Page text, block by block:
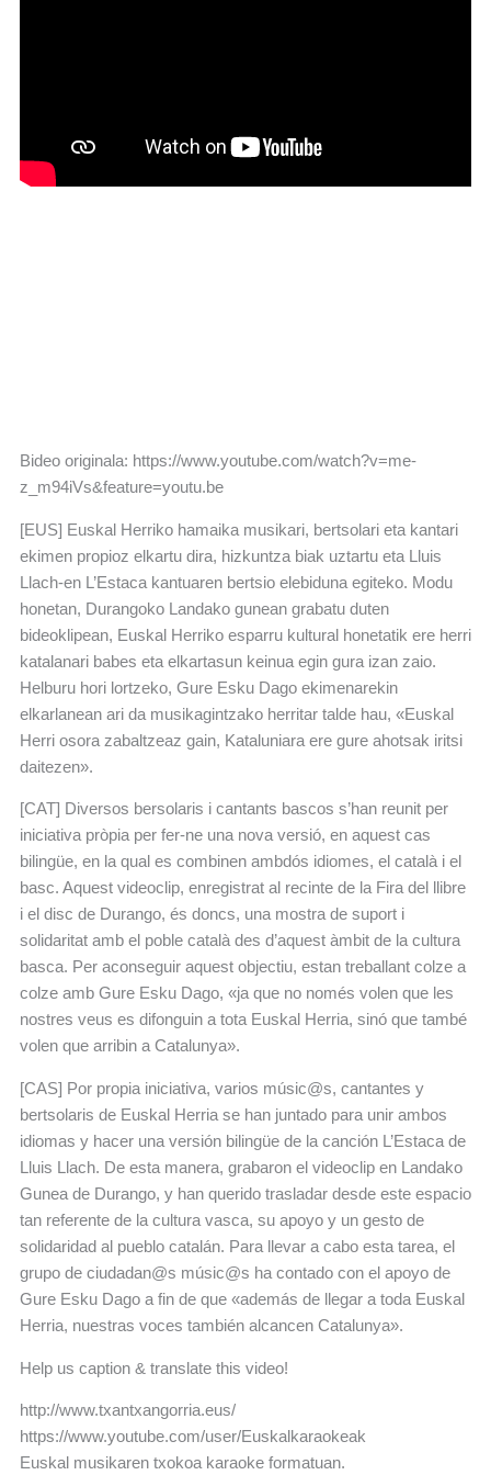
Bideo originala: https://www.youtube.com/watch?v=me-
z_m94iVs&feature=youtu.be
[EUS] Euskal Herriko hamaika musikari, bertsolari eta kantari
ekimen propioz elkartu dira, hizkuntza biak uztartu eta Lluis
Llach-en L’Estaca kantuaren bertsio elebiduna egiteko. Modu
honetan, Durangoko Landako gunean grabatu duten
bideoklipean, Euskal Herriko esparru kultural honetatik ere herri
katalanari babes eta elkartasun keinua egin gura izan zaio.
Helburu hori lortzeko, Gure Esku Dago ekimenarekin
elkarlanean ari da musikagintzako herritar talde hau, «Euskal
Herri osora zabaltzeaz gain, Kataluniara ere gure ahotsak iritsi
daitezen».
[CAT] Diversos bersolaris i cantants bascos s’han reunit per
iniciativa pròpia per fer-ne una nova versió, en aquest cas
bilingüe, en la qual es combinen ambdós idiomes, el català i el
basc. Aquest videoclip, enregistrat al recinte de la Fira del llibre
i el disc de Durango, és doncs, una mostra de suport i
solidaritat amb el poble català des d’aquest àmbit de la cultura
basca. Per aconseguir aquest objectiu, estan treballant colze a
colze amb Gure Esku Dago, «ja que no només volen que les
nostres veus es difonguin a tota Euskal Herria, sinó que també
volen que arribin a Catalunya».
[CAS] Por propia iniciativa, varios músic@s, cantantes y
bertsolaris de Euskal Herria se han juntado para unir ambos
idiomas y hacer una versión bilingüe de la canción L’Estaca de
Lluis Llach. De esta manera, grabaron el videoclip en Landako
Gunea de Durango, y han querido trasladar desde este espacio
tan referente de la cultura vasca, su apoyo y un gesto de
solidaridad al pueblo catalán. Para llevar a cabo esta tarea, el
grupo de ciudadan@s músic@s ha contado con el apoyo de
Gure Esku Dago a fin de que «además de llegar a toda Euskal
Herria, nuestras voces también alcancen Catalunya».
Help us caption & translate this video!
http://www.txantxangorria.eus/
https://www.youtube.com/user/Euskalkaraokeak
Euskal musikaren txokoa karaoke formatuan.